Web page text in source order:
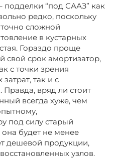
подделки “под СААЗ” как
редко, поскольку
сложной
в кустарных
Гораздо проще
свой срок амортизатор,
с точки зрения
так и с
вряд ли стоит
всегда хуже, чем
под силу старый
будет не менее
дешевой продукции,
узлов.